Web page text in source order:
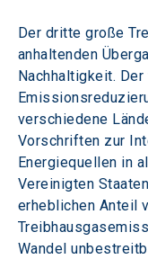
Der dritte große
anhaltenden
Nachhaltigkeit.
verschiedene
Vorschriften zur
Energiequellen in
Vereinigten
erheblichen Anteil
Wandel